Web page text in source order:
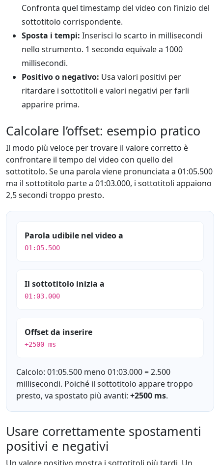
Confronta quel timestamp del video con l’inizio del
sottotitolo corrispondente.
Sposta i tempi: Inserisci lo scarto in millisecondi
nello strumento. 1 secondo equivale a 1000
millisecondi.
Positivo o negativo: Usa valori positivi per
ritardare i sottotitoli e valori negativi per farli
apparire prima.
Calcolare l’offset: esempio pratico
Il modo più veloce per trovare il valore corretto è
confrontare il tempo del video con quello del
sottotitolo. Se una parola viene pronunciata a 01:05.500
ma il sottotitolo parte a 01:03.000, i sottotitoli appaiono
2,5 secondi troppo presto.
Parola udibile nel video a
01:05.500
Il sottotitolo inizia a
01:03.000
Offset da inserire
+2500 ms
Calcolo: 01:05.500 meno 01:03.000 = 2.500
millisecondi. Poiché il sottotitolo appare troppo
presto, va spostato più avanti: +2500 ms.
Usare correttamente spostamenti
positivi e negativi